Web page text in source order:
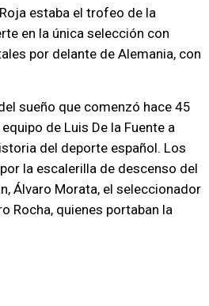
estaba el trofeo de la
en la única selección con
por delante de Alemania, con
sueño que comenzó hace 45
de Luis De la Fuente a
del deporte español. Los
la escalerilla de descenso del
Álvaro Morata, el seleccionador
Rocha, quienes portaban la